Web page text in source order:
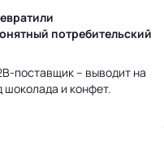
потребительский
поставщик – выводит на
и конфет.